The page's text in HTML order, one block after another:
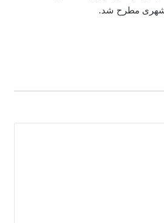
شهری مطرح شد.